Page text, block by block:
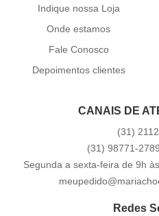
Indique nossa Loja
Onde estamos
Fale Conosco
Depoimentos clientes
CANAIS DE
(31)
(31) 98771-2789
Segunda a sexta-feira de 9h
Redes